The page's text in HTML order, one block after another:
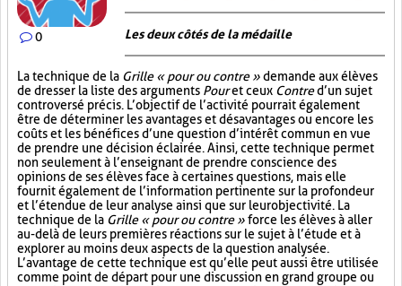
0 Les deux côtés de la médaille
La technique de la Grille « pour ou contre »demande aux élèves
de dresser la liste des arguments Pouret ceux Contred’un sujet
controversé précis. L’objectif de l’activité pourrait également
être de déterminer les avantages et désavantages ou encore les
coûts et les bénéfices d’une question d’intérêt commun en vue
de prendre une décision éclairée. Ainsi, cette technique permet
non seulement à l’enseignant de prendre conscience des
opinions de ses élèves face à certaines questions, mais elle
fournit également de l’information pertinente sur la profondeur
et l’étendue de leur analyse ainsi que sur leur objectivité. La
technique de la Grille « pour ou contre »force les élèves à aller
au-delà de leurs premières réactions sur le sujet à l’étude et à
explorer au moins deux aspects de la question analysée.
L’avantage de cette technique est qu’elle peut aussi être utilisée
comme point de départ pour une discussion en grand groupe ou